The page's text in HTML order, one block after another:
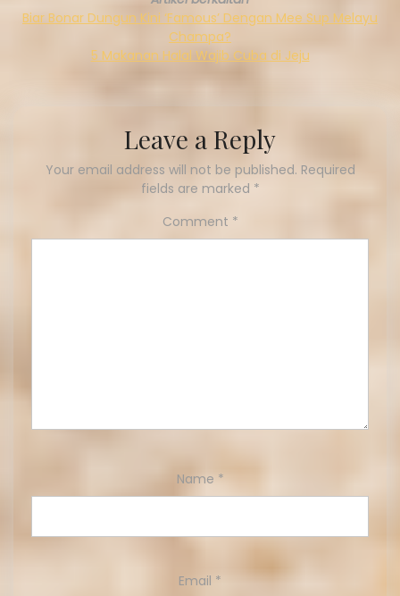
Biar Bonar Dungun Kini ‘Famous’ Dengan Mee Sup Melayu
Champa?
5 Makanan Halal Wajib Cuba di Jeju
Leave a Reply
Your email address will not be published. Required
fields are marked *
Comment *
Name *
Email *